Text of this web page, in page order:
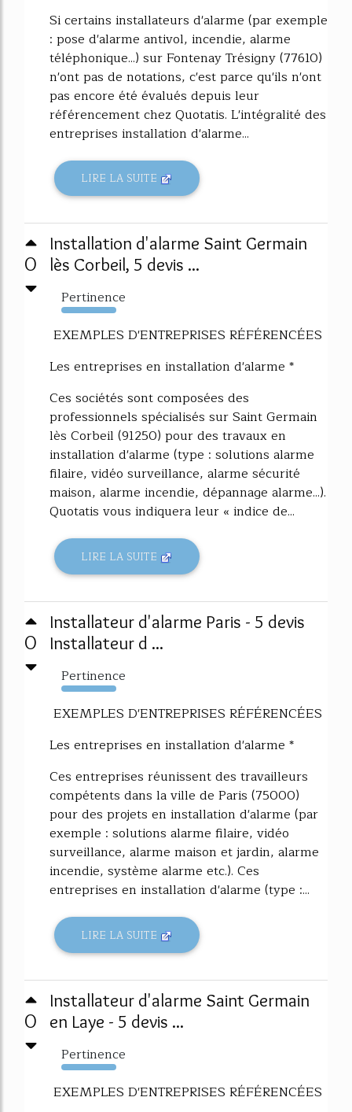
Si certains installateurs d'alarme (par exemple
: pose d'alarme antivol, incendie, alarme
téléphonique...) sur Fontenay Trésigny (77610)
n'ont pas de notations, c'est parce qu'ils n'ont
pas encore été évalués depuis leur
référencement chez Quotatis. L'intégralité des
entreprises installation d'alarme...
LIRE LA SUITE
0
Installation d'alarme Saint Germain
lès Corbeil, 5 devis ...
Pertinence
8785%
EXEMPLES D'ENTREPRISES RÉFÉRENCÉES
Les entreprises en installation d'alarme *
Ces sociétés sont composées des
professionnels spécialisés sur Saint Germain
lès Corbeil (91250) pour des travaux en
installation d'alarme (type : solutions alarme
filaire, vidéo surveillance, alarme sécurité
maison, alarme incendie, dépannage alarme...).
Quotatis vous indiquera leur « indice de...
LIRE LA SUITE
0
Installateur d'alarme Paris - 5 devis
Installateur d ...
Pertinence
8015%
EXEMPLES D'ENTREPRISES RÉFÉRENCÉES
Les entreprises en installation d'alarme *
Ces entreprises réunissent des travailleurs
compétents dans la ville de Paris (75000)
pour des projets en installation d'alarme (par
exemple : solutions alarme filaire, vidéo
surveillance, alarme maison et jardin, alarme
incendie, système alarme etc.). Ces
entreprises en installation d'alarme (type :...
LIRE LA SUITE
0
Installateur d'alarme Saint Germain
en Laye - 5 devis ...
Pertinence
7992%
EXEMPLES D'ENTREPRISES RÉFÉRENCÉES